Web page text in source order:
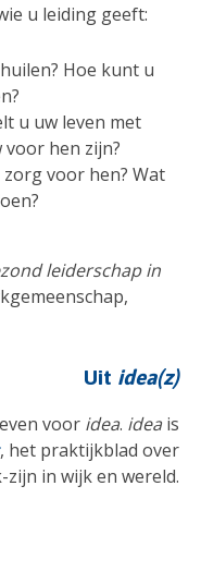
u leiding geeft:
Hoe kunt u
u uw leven met
voor hen zijn?
voor hen? Wat
leiderschap in
Uit idea(z)
voor idea. idea is
, het praktijkblad over
in wijk en wereld.